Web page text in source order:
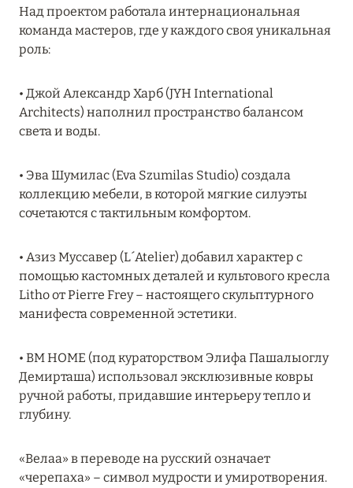
13 мая 2025
DUBAI AT JUMEIRAH BEACH ПО ЛУЧШИМ
ЦЕНАМ
Подробнее
04 апреля 2025
ATLANTIS THE PALM: НОВЫЙ ПАКЕТ
Подробнее
MANDARIN ORIENTAL JUMEIRA, DUBAI:
СКИДКИ ДО 30 % ОТ СУММЫ КОНТРАКТА НА
РАЗМЕЩЕНИЕ ВЕСНОЙ
Подробнее
11 декабря 2024
Над проектом работала интернациональная
команда мастеров, где у каждого своя уникальная
роль:
• Джой Александр Харб (JYH International
Architects) наполнил пространство балансом
света и воды.
• Эва Шумилас (Eva Szumilas Studio) создала
коллекцию мебели, в которой мягкие силуэты
сочетаются с тактильным комфортом.
• Азиз Муссавер (L´Atelier) добавил характер с
помощью кастомных деталей и культового кресла
Litho от Pierre Frey – настоящего скульптурного
манифеста современной эстетики.
• BM HOME (под кураторством Элифа Пашалыоглу
Демирташа) использовал эксклюзивные ковры
ручной работы, придавшие интерьеру тепло и
глубину.
«Велаа» в переводе на русский означает
«черепаха» – символ мудрости и умиротворения.